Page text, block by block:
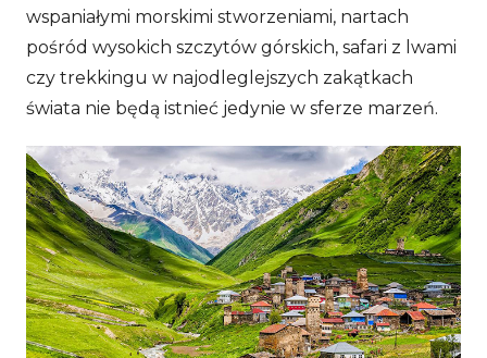
wspaniałymi morskimi stworzeniami, nartach
pośród wysokich szczytów górskich, safari z lwami
czy trekkingu w najodleglejszych zakątkach
świata nie będą istnieć jedynie w sferze marzeń.